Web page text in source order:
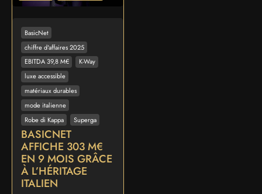
BasicNet
chiffre d'affaires 2025
EBITDA 39,8 M€
K-Way
luxe accessible
matériaux durables
mode italienne
Robe di Kappa
Superga
BASICNET
AFFICHE 303 M€
EN 9 MOIS GRÂCE
À L’HÉRITAGE
ITALIEN